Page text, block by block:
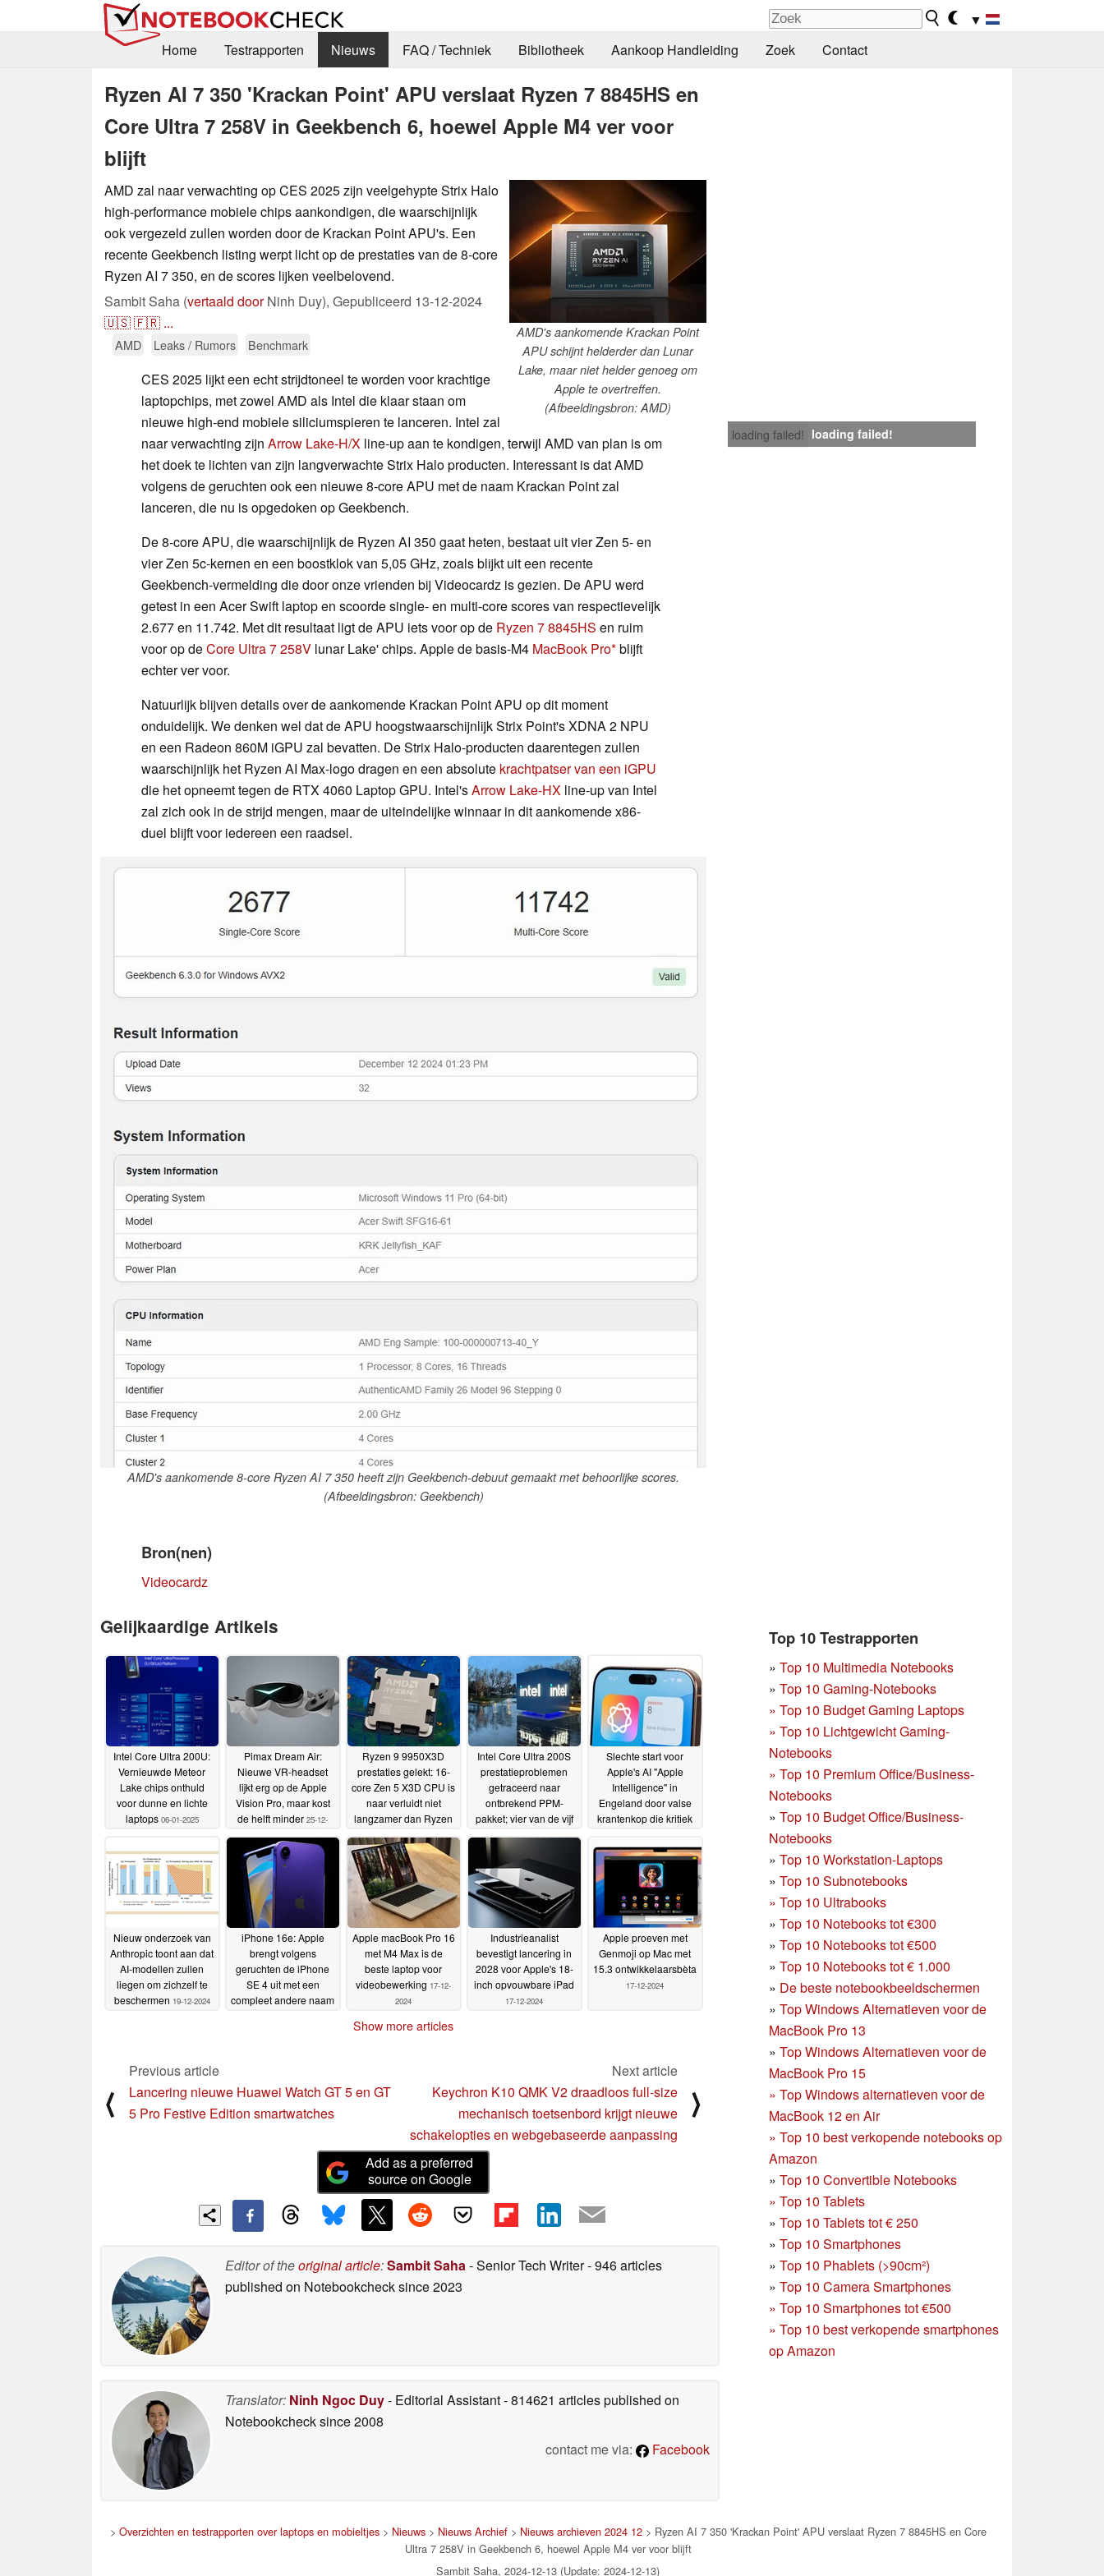
▼
Home
Testrapporten Nieuws FAQ / Techniek Bibliotheek Aankoop Handleiding Zoek Contact
Ryzen AI 7 350 'Krackan Point' APU verslaat Ryzen 7 8845HS en
Core Ultra 7 258V in Geekbench 6, hoewel Apple M4 ver voor
blijft
AMD's aankomende Krackan Point
APU schijnt helderder dan Lunar
Lake, maar niet helder genoeg om
Apple te overtreffen.
(Afbeeldingsbron: AMD)
AMD zal naar verwachting op CES 2025 zijn veelgehypte Strix Halo
high-performance mobiele chips aankondigen, die waarschijnlijk
ook vergezeld zullen worden door de Krackan Point APU's. Een
recente Geekbench listing werpt licht op de prestaties van de 8-core
Ryzen AI 7 350, en de scores lijken veelbelovend.
Sambit Saha (vertaald doorNinh Duy), Gepubliceerd 13-12-2024
🇺🇸🇫🇷 ...
AMD Leaks / Rumors Benchmark
loading failed! loading failed!
CES 2025 lijkt een echt strijdtoneel te worden voor krachtige
laptopchips, met zowel AMD als Intel die klaar staan om
nieuwe high-end mobiele siliciumspieren te lanceren. Intel zal
naar verwachting zijn Arrow Lake-H/X line-up aan te kondigen, terwijl AMD van plan is om
het doek te lichten van zijn langverwachte Strix Halo producten. Interessant is dat AMD
volgens de geruchten ook een nieuwe 8-core APU met de naam Krackan Point zal
lanceren, die nu is opgedoken op Geekbench.
De 8-core APU, die waarschijnlijk de Ryzen AI 350 gaat heten, bestaat uit vier Zen 5- en
vier Zen 5c-kernen en een boostklok van 5,05 GHz, zoals blijkt uit een recente
Geekbench-vermelding die door onze vrienden bij Videocardz is gezien. De APU werd
getest in een Acer Swift laptop en scoorde single- en multi-core scores van respectievelijk
2.677 en 11.742. Met dit resultaat ligt de APU iets voor op de Ryzen 7 8845HS en ruim
voor op deCore Ultra 7 258V lunar Lake' chips. Apple de basis-M4 MacBook Pro blijft
echter ver voor.
Natuurlijk blijven details over de aankomende Krackan Point APU op dit moment
onduidelijk. We denken wel dat de APU hoogstwaarschijnlijk Strix Point's XDNA 2 NPU
en een Radeon 860M iGPU zal bevatten. De Strix Halo-producten daarentegen zullen
waarschijnlijk het Ryzen AI Max-logo dragen en een absolute krachtpatser van een iGPU
die het opneemt tegen de RTX 4060 Laptop GPU. Intel'sArrow Lake-HX line-up van Intel
zal zich ook in de strijd mengen, maar de uiteindelijke winnaar in dit aankomende x86-
duel blijft voor iedereen een raadsel.
AMD's aankomende 8-core Ryzen AI 7 350 heeft zijn Geekbench-debuut gemaakt met behoorlijke scores.
(Afbeeldingsbron: Geekbench)
Bron(nen)
Videocardz
Top 10 Testrapporten
» Top 10 Multimedia Notebooks
» Top 10 Gaming-Notebooks
» Top 10 Budget Gaming Laptops
» Top 10 Lichtgewicht Gaming-
Notebooks
» Top 10 Premium Office/Business-
Notebooks
» Top 10 Budget Office/Business-
Notebooks
» Top 10 Workstation-Laptops
» Top 10 Subnotebooks
» Top 10 Ultrabooks
» Top 10 Notebooks tot €300
» Top 10 Notebooks tot €500
» Top 10 Notebooks tot € 1.000
» De beste notebookbeeldschermen
» Top Windows Alternatieven voor de
MacBook Pro 13
» Top Windows Alternatieven voor de
MacBook Pro 15
» Top Windows alternatieven voor de
MacBook 12 en Air
» Top 10 best verkopende notebooks op
Amazon
» Top 10 Convertible Notebooks
» Top 10 Tablets
» Top 10 Tablets tot € 250
» Top 10 Smartphones
» Top 10 Phablets (>90cm²)
» Top 10 Camera Smartphones
» Top 10 Smartphones tot €500
» Top 10 best verkopende smartphones
op Amazon
Gelijkaardige Artikels
Intel Core Ultra 200U:
Vernieuwde Meteor
Lake chips onthuld
voor dunne en lichte
laptops 06-01-2025
Pimax Dream Air:
Nieuwe VR-headset
lijkt erg op de Apple
Vision Pro, maar kost
de helft minder 25-12-
2024
Ryzen 9 9950X3D
prestaties gelekt: 16-
core Zen 5 X3D CPU is
naar verluidt niet
langzamer dan Ryzen
24-12-2024
Intel Core Ultra 200S
prestatieproblemen
getraceerd naar
ontbrekend PPM-
pakket; vier van de vijf
23-
Slechte start voor
Apple's AI "Apple
Intelligence" in
Engeland door valse
krantenkop die kritiek
zonder Grenzen21-12-
2024
Nieuw onderzoek van
Anthropic toont aan dat
AI-modellen zullen
liegen om zichzelf te
beschermen 19-12-2024
iPhone 16e: Apple
brengt volgens
geruchten de iPhone
SE 4 uit met een
compleet andere naam
Apple macBook Pro 16
met M4 Max is de
beste laptop voor
videobewerking 17-12-
2024
Industrieanalist
bevestigt lancering in
2028 voor Apple's 18-
inch opvouwbare iPad
17-12-2024
Apple proeven met
Genmoji op Mac met
15.3 ontwikkelaarsbèta
17-12-2024
Show more articles
⟨
Previous article
Lancering nieuwe Huawei Watch GT 5 en GT
5 Pro Festive Edition smartwatches
Next article
Keychron K10 QMK V2 draadloos full-size
mechanisch toetsenbord krijgt nieuwe
schakelopties en webgebaseerde aanpassing
⟩
Add as a preferred
source on Google
Editor of theoriginal article:Sambit Saha- Senior Tech Writer- 946 articles
published on Notebookchecksince 2023
Translator: Ninh Ngoc Duy- Editorial Assistant- 814621 articles published on
Notebookchecksince 2008
contact me via:
Facebook
> Overzichten en testrapporten over laptops en mobieltjes> Nieuws> Nieuws Archief> Nieuws archieven 2024 12> Ryzen AI 7 350 'Krackan Point' APU verslaat Ryzen 7 8845HS en Core
Ultra 7 258V in Geekbench 6, hoewel Apple M4 ver voor blijft
Sambit Saha, 2024-12-13 (Update: 2024-12-13)